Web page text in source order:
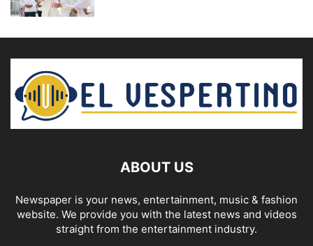
ABOUT US
Newspaper is your news, entertainment, music & fashion
website. We provide you with the latest news and videos
straight from the entertainment industry.